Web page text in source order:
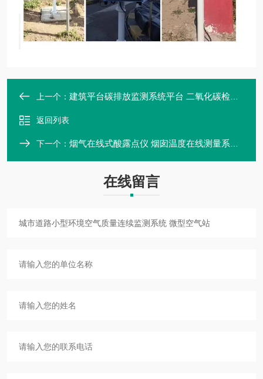
上一个： 建筑平台碳排放监测系统平台 二氧化碳检测器
返回列表
下一个： 烟气在线式酸露点仪 烟囱温度在线测量系统 M-990S
在线留言